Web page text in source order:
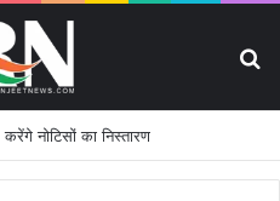
नोटिसों का निस्तारण